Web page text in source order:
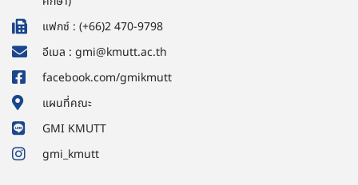
แฟกซ์ : (+66)2 470-9798
อีเมล : gmi@kmutt.ac.th
facebook.com/gmikmutt
แผนที่คณะ
GMI KMUTT
gmi_kmutt